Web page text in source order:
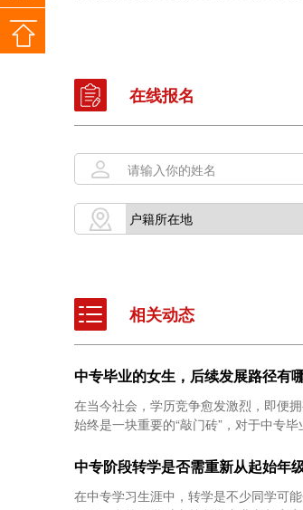
在线报名
相关动态
中专毕业的女生，后续发展路径有
在当今社会，学历竞争愈发激烈，即便
始终是一块重要的“敲门砖”，对于中专
中专阶段转学是否需重新从起始年
在中专学习生涯中，转学是不少同学可